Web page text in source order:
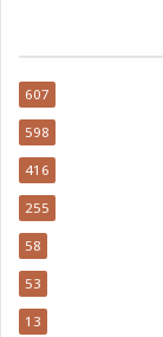
607
598
416
255
58
53
13